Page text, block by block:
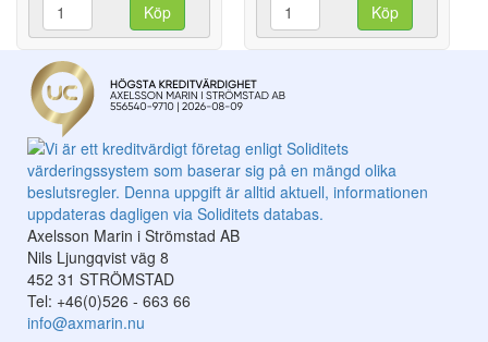
Köp Köp
Axelsson Marin i Strömstad AB
Nils Ljungqvist väg 8
452 31 STRÖMSTAD
Tel: +46(0)526 - 663 66
info@axmarin.nu